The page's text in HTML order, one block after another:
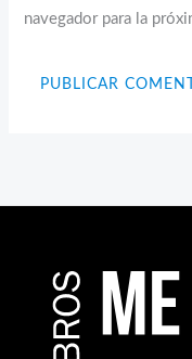
navegador para la